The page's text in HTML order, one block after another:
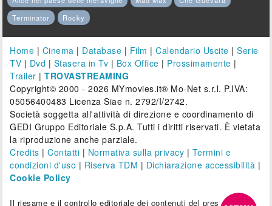
Terminator
Rocky
Home | Cinema | Database | Film |Calendario Uscite |Serie
TV | Dvd | Stasera in Tv | Box Office | Prossimamente |
Trailer |TROVASTREAMING
Copyright© 2000 - 2026 MYmovies.it® Mo-Net s.r.l. P.IVA:
05056400483 Licenza Siae n. 2792/I/2742.
Società soggetta all'attività di direzione e coordinamento di
GEDI Gruppo Editoriale S.p.A. Tutti i diritti riservati. È vietata
la riproduzione anche parziale.
Credits |Contatti | Normativa sulla privacy | Termini e
condizioni d'uso | Riserva TDM | Dichiarazione accessibilità |
Cookie Policy
Il riesame e il controllo editoriale dei contenuti del presente sito